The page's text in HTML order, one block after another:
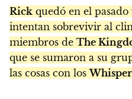
Rick quedó en el pasado
intentan sobrevivir al
miembros de The
que se sumaron a su
las cosas con los